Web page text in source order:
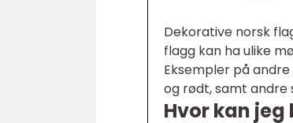
Dekorative norsk
flagg kan ha ulike
Eksempler på
og rødt, samt
Hvor kan